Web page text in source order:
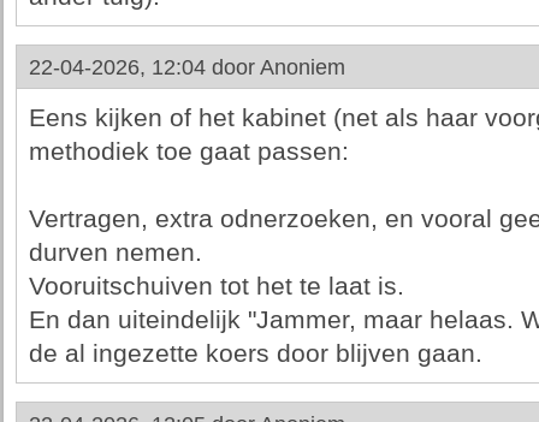
22-04-2026, 12:04 door Anoniem
Eens kijken of het kabinet (net als haar
methodiek toe gaat passen:
Vertragen, extra odnerzoeken, en vooral
durven nemen.
Vooruitschuiven tot het te laat is.
En dan uiteindelijk "Jammer, maar helaas.
de al ingezette koers door blijven gaan.